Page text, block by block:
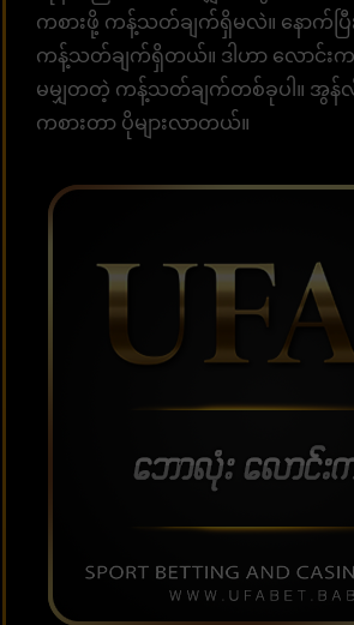
ကစားဖို့ ကန့်သတ်ချက်ရှိမလဲ။ နောက်ပြီ
ကန့်သတ်ချက်ရှိတယ်။ ဒါဟာ လောင်း
မမျှတတဲ့ ကန့်သတ်ချက်တစ်ခုပါ။ အွန်
ကစားတာ ပိုများလာတယ်။